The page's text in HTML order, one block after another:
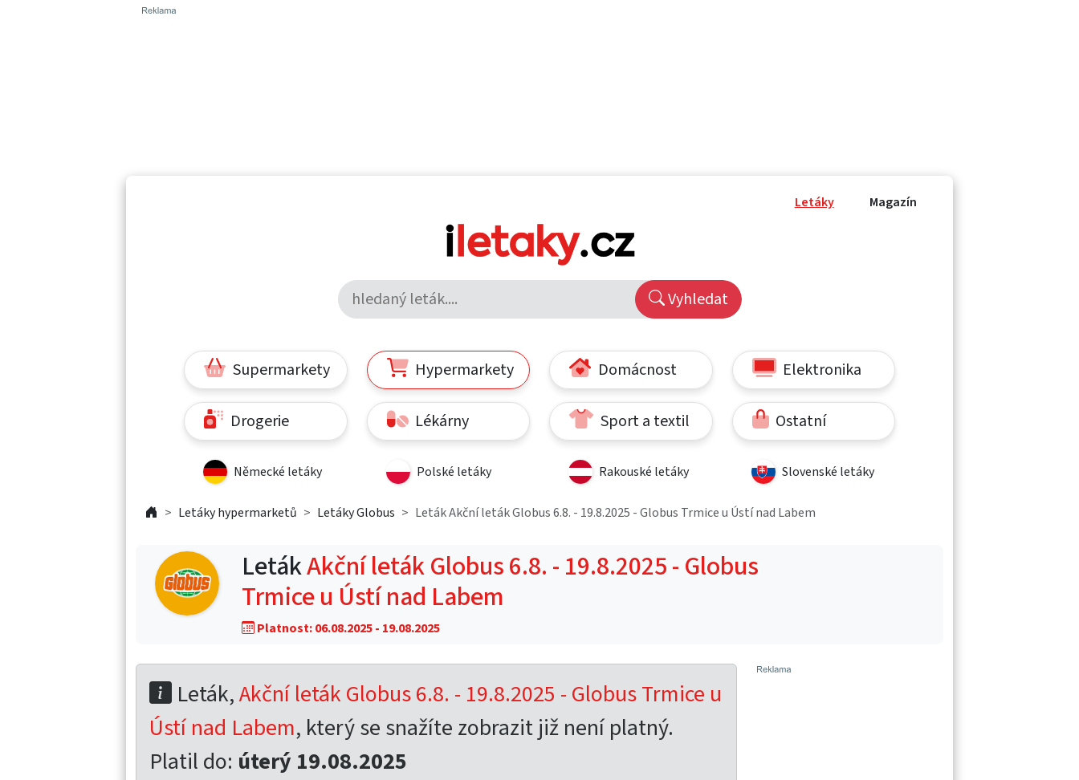
Letáky Magazín
Vyhledat
Supermarkety Hypermarkety Domácnost Elektronika
Drogerie Lékárny Sport a textil Ostatní
Německé letáky Polské letáky Rakouské letáky Slovenské letáky
Letáky hypermarketů Letáky Globus Leták Akční leták Globus 6.8. - 19.8.2025 - Globus Trmice u Ústí nad Labem
LetákAkční leták Globus 6.8. - 19.8.2025 - Globus
Trmice u Ústí nad Labem
Platnost: 06.08.2025 - 19.08.2025
Leták,Akční leták Globus 6.8. - 19.8.2025 - Globus Trmice u
Ústí nad Labem, který se snažíte zobrazit již není platný.
Platil do: úterý 19.08.2025